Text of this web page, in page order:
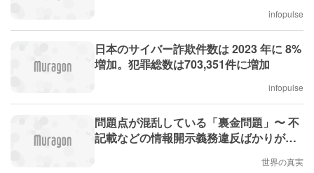
infopulse
日本のサイバー詐欺件数は 2023 年に 8%
増加。犯罪総数は703,351件に増加
infopulse
問題点が混乱している「裏金問題」〜 不
記載などの情報開示義務違反ばかりが騒
った犯罪行為はスルー / 裏金議員は全部
世界の真実